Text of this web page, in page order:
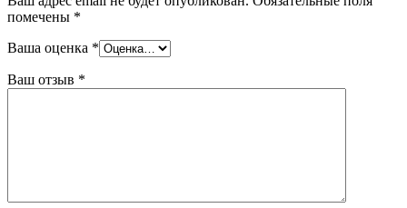
помечены *
Ваша оценка *
Ваш отзыв *